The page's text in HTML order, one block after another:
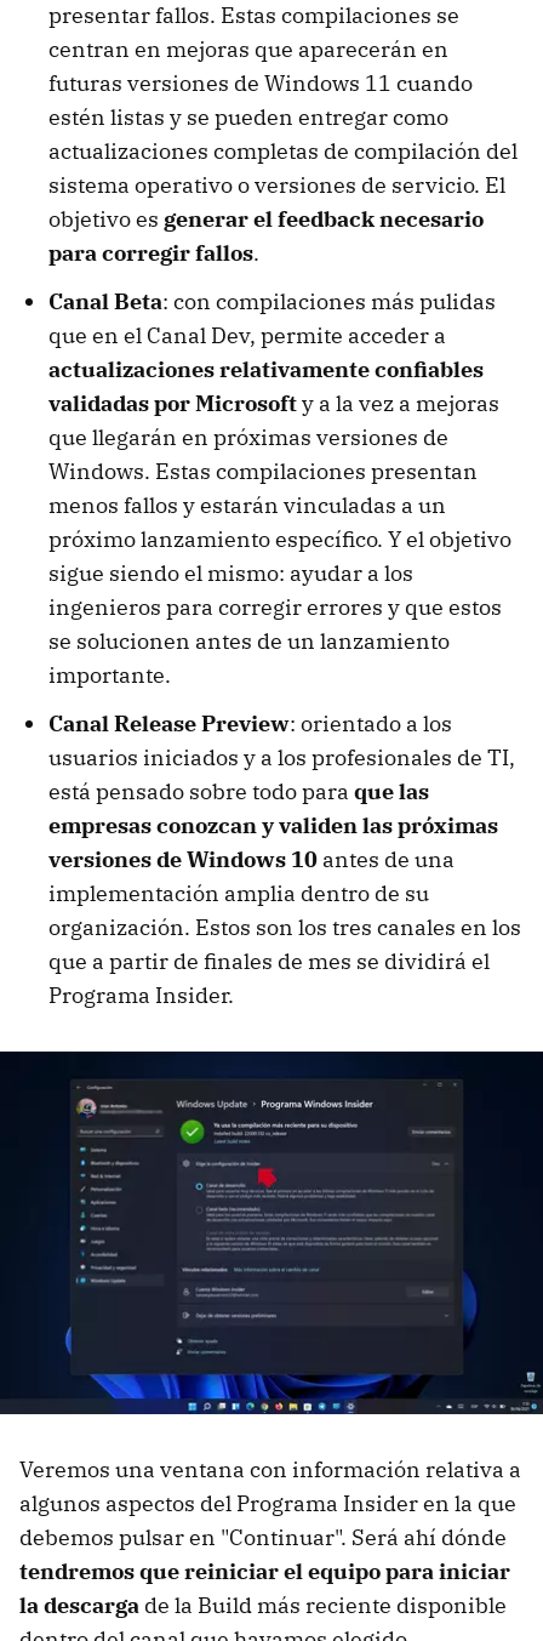
presentar fallos. Estas compilaciones se
centran en mejoras que aparecerán en
futuras versiones de Windows 11 cuando
estén listas y se pueden entregar como
actualizaciones completas de compilación del
sistema operativo o versiones de servicio. El
objetivo es generar el feedback necesario
para corregir fallos.
Canal Beta: con compilaciones más pulidas
que en el Canal Dev, permite acceder a
actualizaciones relativamente confiables
validadas por Microsofty a la vez a mejoras
que llegarán en próximas versiones de
Windows. Estas compilaciones presentan
menos fallos y estarán vinculadas a un
próximo lanzamiento específico. Y el objetivo
sigue siendo el mismo: ayudar a los
ingenieros para corregir errores y que estos
se solucionen antes de un lanzamiento
importante.
Canal Release Preview: orientado a los
usuarios iniciados y a los profesionales de TI,
está pensado sobre todo para que las
empresas conozcan y validen las próximas
versiones de Windows 10 antes de una
implementación amplia dentro de su
organización. Estos son los tres canales en los
que a partir de finales de mes se dividirá el
Programa Insider.
Veremos una ventana con información relativa a
algunos aspectos del Programa Insider en la que
debemos pulsar en "Continuar". Será ahí dónde
tendremos que reiniciar el equipo para iniciar
la descarga de la Build más reciente disponible